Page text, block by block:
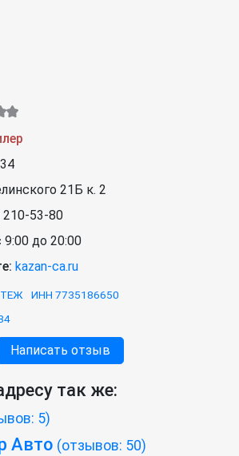
34
21Б к. 2
210-53-80
9:00 до 20:00
kazan-ca.ru
ИНН 7735186650
Написать отзыв
так же:
5)
Авто (отзывов: 50)